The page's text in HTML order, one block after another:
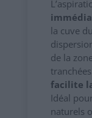
la cuve
de la
facilite
Idéal
naturels